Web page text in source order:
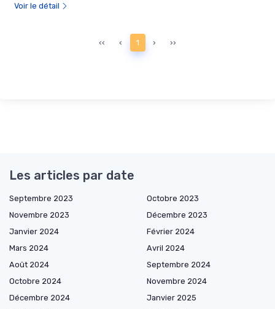
Voir le détail
‹‹ ‹ 1 › ››
Les articles par date
Septembre 2023
Octobre 2023
Novembre 2023
Décembre 2023
Janvier 2024
Février 2024
Mars 2024
Avril 2024
Août 2024
Septembre 2024
Octobre 2024
Novembre 2024
Décembre 2024
Janvier 2025